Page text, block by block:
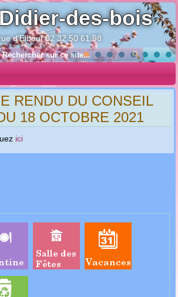
des-bois
d'Elbeuf 02 32 50 61 98
RENDU DU CONSEIL
18 OCTOBRE 2021
ici